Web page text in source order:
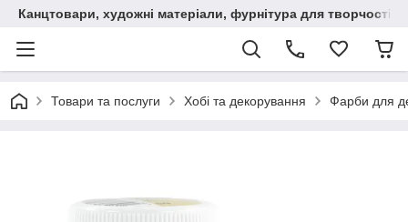
Канцтовари, художні матеріали, фурнітура для творчості
Товари та послуги Хобі та декорування Фарби для